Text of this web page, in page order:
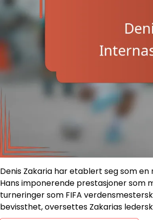
Denis Zakaria har etablert seg som
Hans imponerende prestasjoner som
turneringer som FIFA
bevissthet, oversettes Zakarias